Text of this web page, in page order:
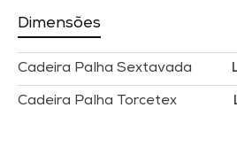
Dimensões
Cadeira Palha Sextavada
Cadeira Palha Torcetex